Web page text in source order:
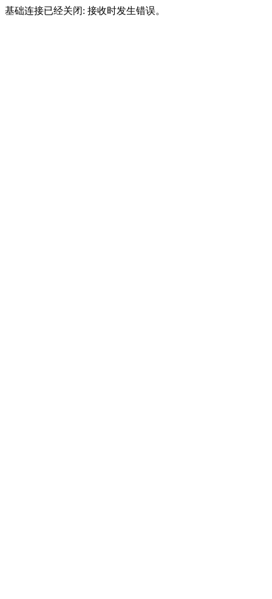
基础连接已经关闭: 接收时发生错误。